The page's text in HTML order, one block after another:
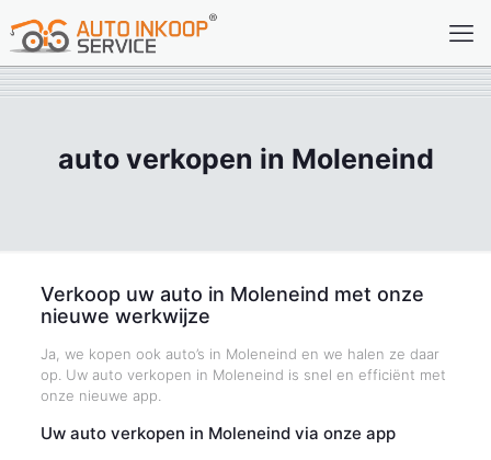
auto verkopen in Moleneind
Verkoop uw auto in Moleneind met onze
nieuwe werkwijze
Ja, we kopen ook auto’s in Moleneind en we halen ze daar
op. Uw auto verkopen in Moleneind is snel en efficiënt met
onze nieuwe app.
Uw auto verkopen in Moleneind via onze app